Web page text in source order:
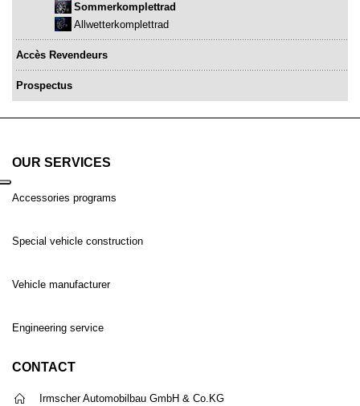
Sommerkomplettrad
Allwetterkomplettrad
Accès Revendeurs
Prospectus
OUR SERVICES
Accessories programs
Special vehicle construction
Vehicle manufacturer
Engineering service
CONTACT
Irmscher Automobilbau GmbH & Co.KG